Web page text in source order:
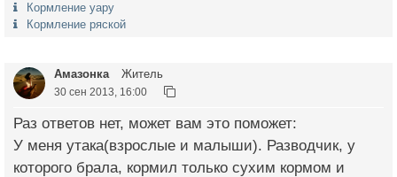
Кормление уару
Кормление ряской
Амазонка Житель
30 сен 2013, 16:00
Раз ответов нет, может вам это поможет:
У меня утака(взрослые и малыши). Разводчик, у
которого брала, кормил только сухим кормом и